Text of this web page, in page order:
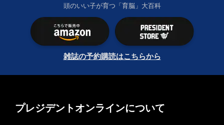
頭のいい子が育つ「育脳」大百科
雑誌の予約購読はこちらから
プレジデントオンラインについて